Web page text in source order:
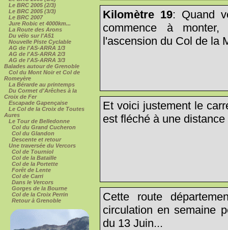
Le BRC 2005 (2/3)
Le BRC 2005 (3/3)
Le BRC 2007
Jure Robic et 4000km...
La Route des Arons
Du vélo sur l'A51
Nouvelle Piste Cyclable
AG de l'AS-ARRA 1/3
AG de l'AS-ARRA 2/3
AG de l'AS-ARRA 3/3
Balades autour de Grenoble
Col du Mont Noir et Col de
Romeyère
La Bérarde au printemps
Du Cormet d'Arêches à la
Croix de Fer
Escapade Gapençaise
Le Col de la Croix de Toutes
Aures
Le Tour de Belledonne
Col du Grand Cucheron
Col du Glandon
Descente et retour
Une traversée du Vercors
Col de Tourniol
Col de la Bataille
Col de la Portette
Forêt de Lente
Col de Carri
Dans le Vercors
Gorges de la Bourne
Col de la Croix Perrin
Retour à Grenoble
Kilomètre 19: Quand
commence à
l'ascension du Col de la
Et voici justement le
est fléché à une
Cette route
circulation en semaine
du 13 Juin...